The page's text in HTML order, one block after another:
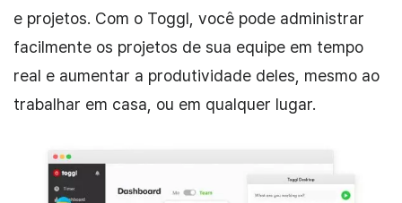
e projetos. Com o Toggl, você pode administrar
facilmente os projetos de sua equipe em tempo
real e aumentar a produtividade deles, mesmo ao
trabalhar em casa, ou em qualquer lugar.